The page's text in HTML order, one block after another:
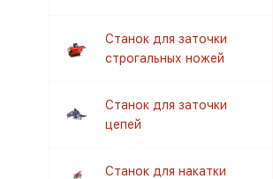
Станок для заточки
строгальных ножей
Станок для заточки
цепей
Станок для накатки